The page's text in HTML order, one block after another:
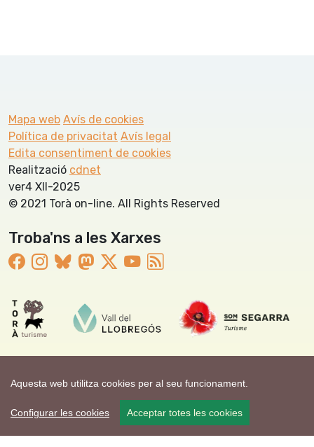
Aquesta web utilitza cookies per al seu funcionament.
Configurar les cookies Acceptar totes les cookies
Mapa web Avís de cookies
Política de privacitat Avís legal
Edita consentiment de cookies
Realització cdnet
ver4 XII-2025
© 2021 Torà on-line. All Rights Reserved
Troba'ns a les Xarxes